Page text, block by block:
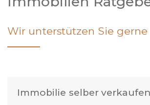
Immobilien Ratgeber